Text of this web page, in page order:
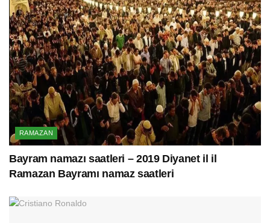
RAMAZAN
Bayram namazı saatleri – 2019 Diyanet il il
Ramazan Bayramı namaz saatleri